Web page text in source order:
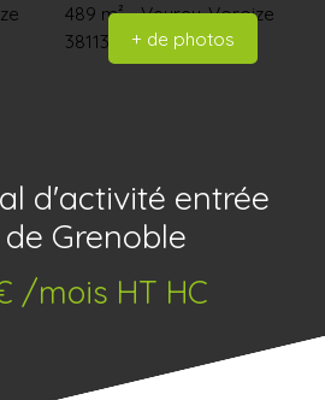
+ de photos
d'activité entrée
Grenoble
/mois HT HC